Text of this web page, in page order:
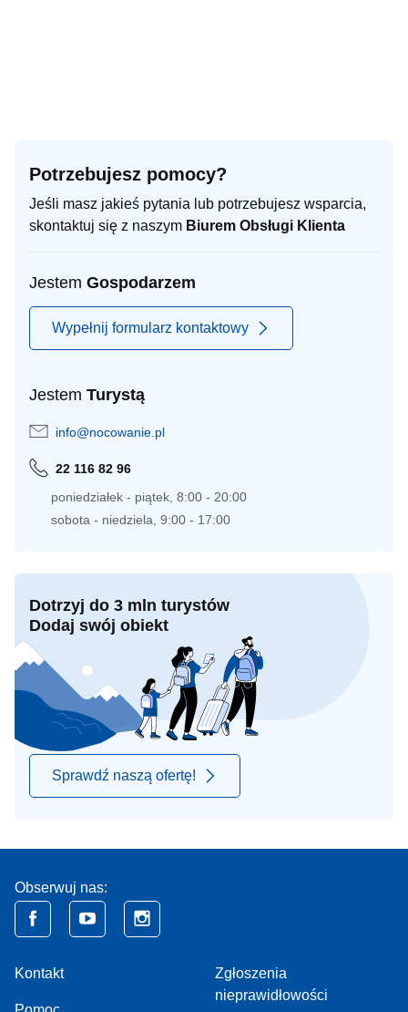
Potrzebujesz pomocy?
Jeśli masz jakieś pytania lub potrzebujesz wsparcia,
skontaktuj się z naszym Biurem Obsługi Klienta
Jestem Gospodarzem
Wypełnij formularz kontaktowy
Jestem Turystą
info@nocowanie.pl
22 116 82 96
poniedziałek - piątek, 8:00 - 20:00
sobota - niedziela, 9:00 - 17:00
Dotrzyj do 3 mln turystów
Dodaj swój obiekt
Sprawdź naszą ofertę!
Obserwuj nas:
Kontakt
Zgłoszenia
nieprawidłowości